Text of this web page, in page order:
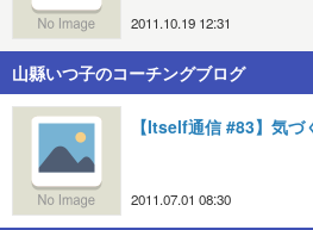
2011.10.19 12:31
山縣いつ子のコーチングブログ
【Itself通信 #83】気づ
2011.07.01 08:30